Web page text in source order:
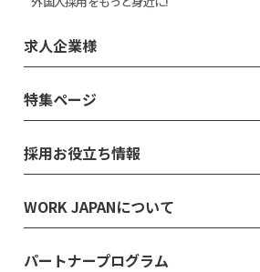
求人企業様
特集ページ
採用お役立ち情報
WORK JAPANについて
パートナープログラム